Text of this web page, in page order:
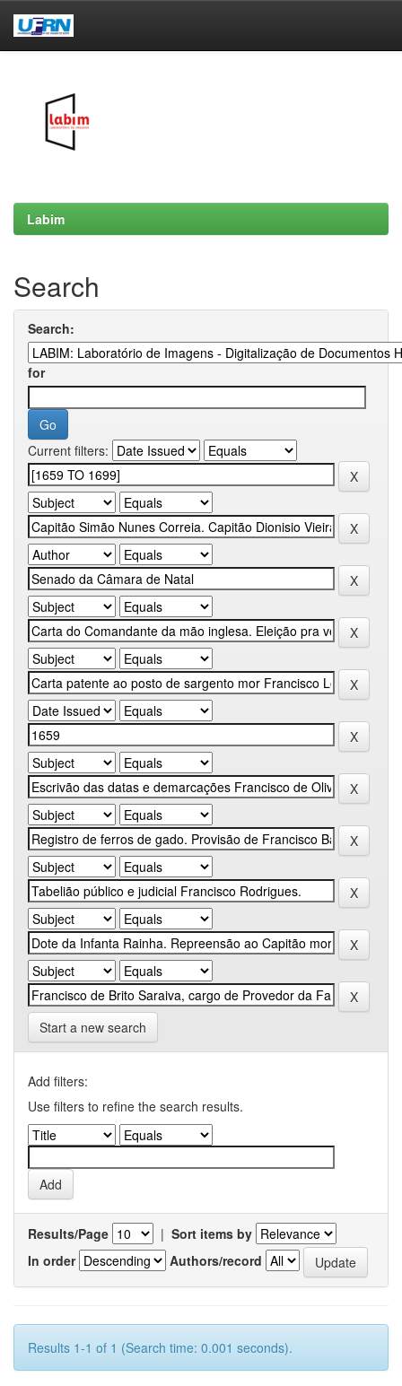
Labim
Search
Search:
for
Current filters:
Start a new search
Add filters:
Use filters to refine the search results.
Results/Page | Sort items by
In order
Authors/record
Results 1-1 of 1 (Search time: 0.001 seconds).